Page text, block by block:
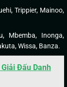
Trippier, Mainoo,
Mbemba, Inonga,
Wissa, Banza.
Đấu Danh